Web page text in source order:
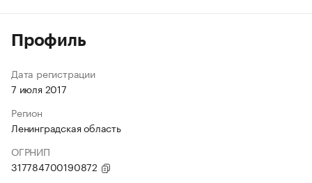
Профиль
Дата регистрации
7 июля 2017
Регион
Ленинградская область
ОГРНИП
317784700190872